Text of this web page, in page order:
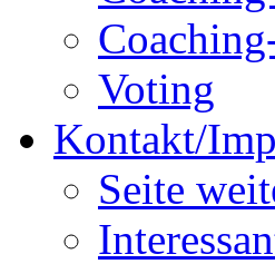
Voting
Kontakt/
Seite